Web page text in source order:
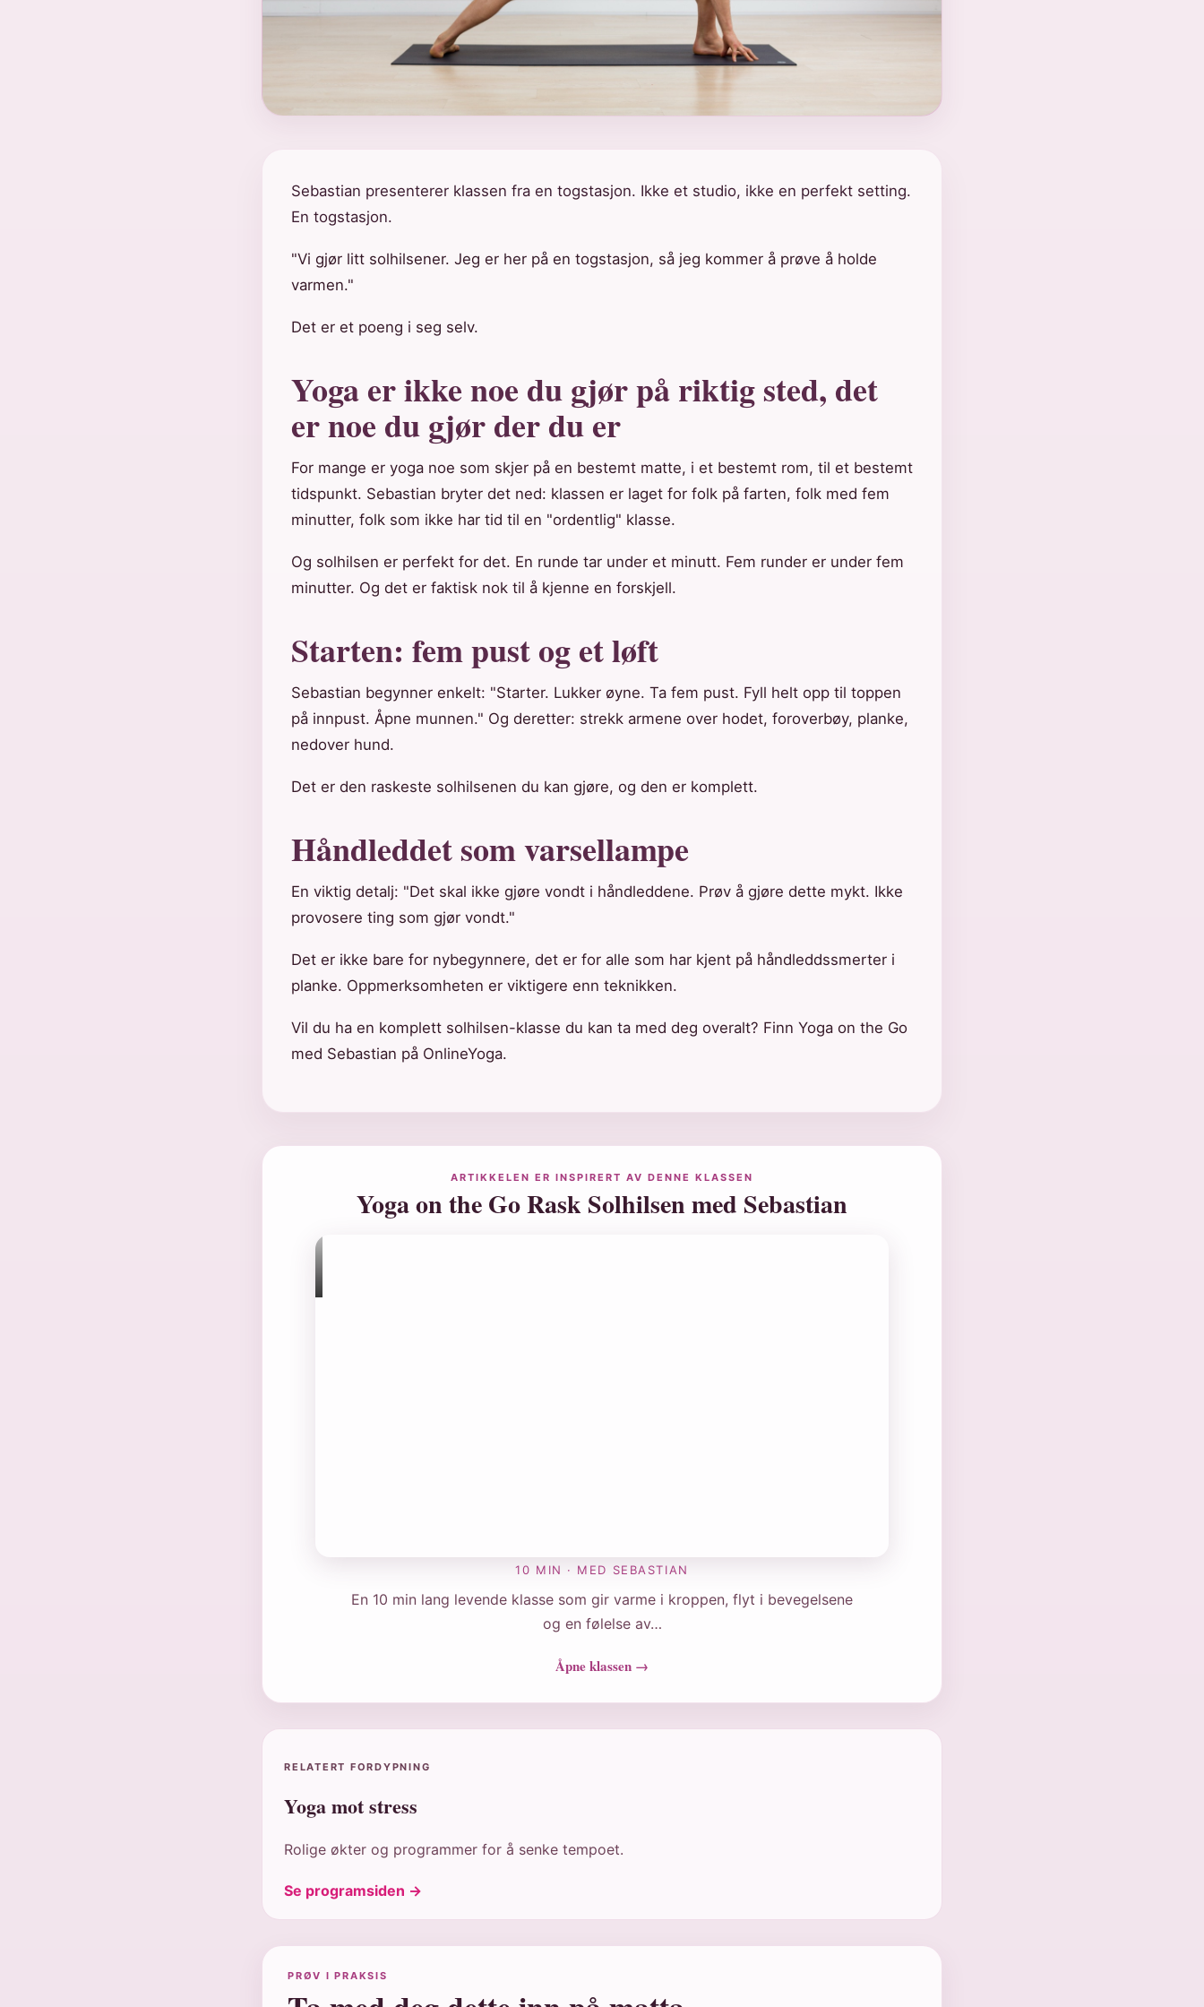
Sebastian presenterer klassen fra en togstasjon. Ikke et studio, ikke en perfekt setting.
En togstasjon.
"Vi gjør litt solhilsener. Jeg er her på en togstasjon, så jeg kommer å prøve å holde
varmen."
Det er et poeng i seg selv.
Yoga er ikke noe du gjør på riktig sted, det
er noe du gjør der du er
For mange er yoga noe som skjer på en bestemt matte, i et bestemt rom, til et bestemt
tidspunkt. Sebastian bryter det ned: klassen er laget for folk på farten, folk med fem
minutter, folk som ikke har tid til en "ordentlig" klasse.
Og solhilsen er perfekt for det. En runde tar under et minutt. Fem runder er under fem
minutter. Og det er faktisk nok til å kjenne en forskjell.
Starten: fem pust og et løft
Sebastian begynner enkelt: "Starter. Lukker øyne. Ta fem pust. Fyll helt opp til toppen
på innpust. Åpne munnen." Og deretter: strekk armene over hodet, foroverbøy, planke,
nedover hund.
Det er den raskeste solhilsenen du kan gjøre, og den er komplett.
Håndleddet som varsellampe
En viktig detalj: "Det skal ikke gjøre vondt i håndleddene. Prøv å gjøre dette mykt. Ikke
provosere ting som gjør vondt."
Det er ikke bare for nybegynnere, det er for alle som har kjent på håndleddssmerter i
planke. Oppmerksomheten er viktigere enn teknikken.
Vil du ha en komplett solhilsen-klasse du kan ta med deg overalt? Finn Yoga on the Go
med Sebastian på OnlineYoga.
ARTIKKELEN ER INSPIRERT AV DENNE KLASSEN
Yoga on the Go Rask Solhilsen med Sebastian
10 MIN · MED SEBASTIAN
En 10 min lang levende klasse som gir varme i kroppen, flyt i bevegelsene
og en følelse av…
Åpne klassen →
RELATERT FORDYPNING
Yoga mot stress
Rolige økter og programmer for å senke tempoet.
Se programsiden →
PRØV I PRAKSIS